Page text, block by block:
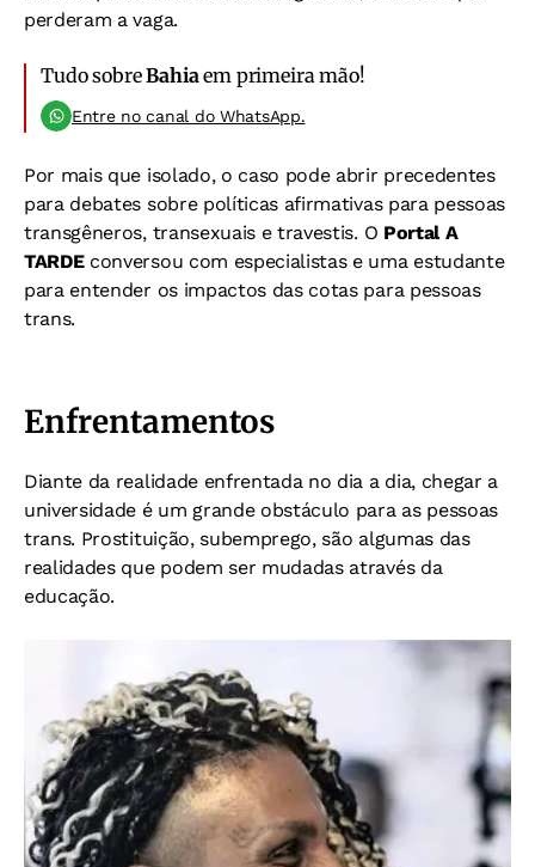
perderam a vaga.
Tudo sobreBahiaem primeira mão!
Entre no canal do WhatsApp.
Por mais que isolado, o caso pode abrir precedentes
para debates sobre políticas afirmativas para pessoas
transgêneros, transexuais e travestis. O Portal A
TARDEconversou com especialistas e uma estudante
para entender os impactos das cotas para pessoas
trans.
Enfrentamentos
Diante da realidade enfrentada no dia a dia, chegar a
universidade é um grande obstáculo para as pessoas
trans. Prostituição, subemprego, são algumas das
realidades que podem ser mudadas através da
educação.